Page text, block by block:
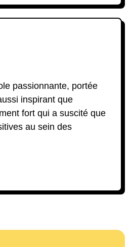
passionnante, portée
inspirant que
fort qui a suscité que
au sein des